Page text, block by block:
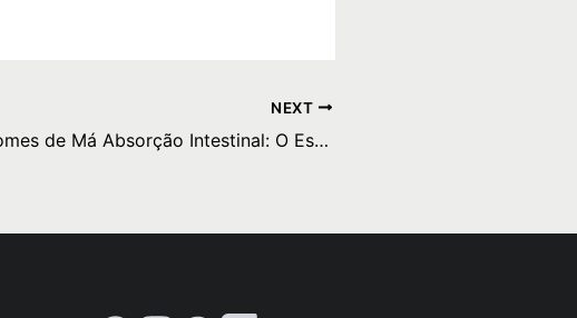
NEXT
Síndromes de Má Absorção Intestinal: O Espru e suas Consequências